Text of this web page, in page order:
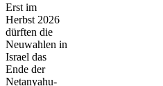
Erst im
Herbst 2026
dürften die
Neuwahlen in
Israel das
Ende der
Netanyahu-